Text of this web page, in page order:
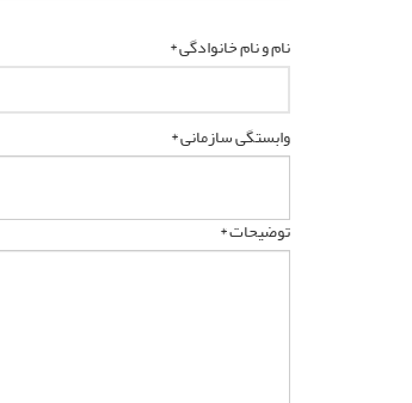
نام و نام خانوادگی *
وابستگی سازمانی *
توضیحات *